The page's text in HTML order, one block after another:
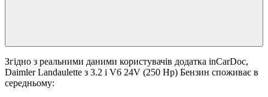
Згідно з реальними даними користувачів додатка inCarDoc,
Daimler Landaulette з 3.2 i V6 24V (250 Hp) Бензин споживає в
середньому: